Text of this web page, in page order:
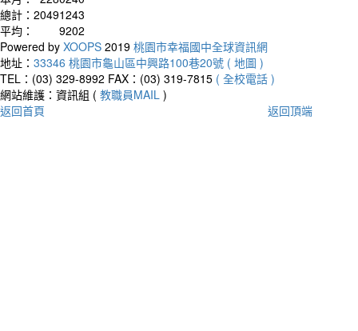
總計： 20491243
平均：
9202
Powered by XOOPS 2019 桃園市幸福國中全球資訊網
地址： 33346 桃園市龜山區中興路100巷20號 ( 地圖 )
TEL：(03) 329-8992 FAX：(03) 319-7815 ( 全校電話 )
網站維護：資訊組 ( 教職員MAIL )
返回首頁
返回頂端